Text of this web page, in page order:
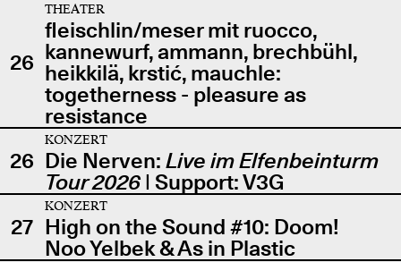
26
THEATER
fleischlin/meser mit ruocco,
kannewurf, ammann, brechbühl,
heikkilä, krstić, mauchle:
togetherness - pleasure as
resistance
26
KONZERT
Die Nerven: Live im Elfenbeinturm
Tour 2026| Support: V3G
27
KONZERT
High on the Sound #10: Doom!
Noo Yelbek & As in Plastic